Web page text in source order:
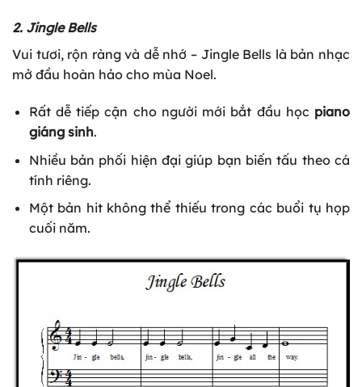
2. Jingle Bells
Vui tươi, rộn ràng và dễ nhớ – Jingle Bells là bản nhạc
mở đầu hoàn hảo cho mùa Noel.
Rất dễ tiếp cận cho người mới bắt đầu học piano
giáng sinh.
Nhiều bản phối hiện đại giúp bạn biến tấu theo cá
tính riêng.
Một bản hit không thể thiếu trong các buổi tụ họp
cuối năm.